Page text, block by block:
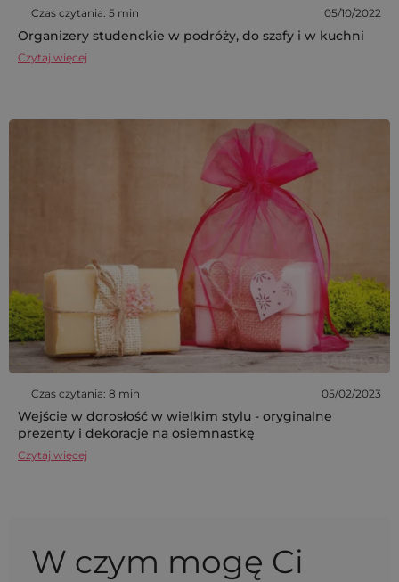
Czas czytania: 5 min 05/10/2022
Organizery studenckie w podróży, do szafy i w kuchni
Czytaj więcej
Czas czytania: 8 min 05/02/2023
Wejście w dorosłość w wielkim stylu - oryginalne
prezenty i dekoracje na osiemnastkę
Czytaj więcej
W czym mogę Ci